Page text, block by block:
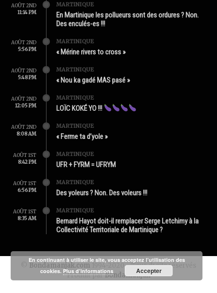
AOÛT 2ND
11:14 PM
MARTINIQUE
En Martinique les pollueurs sont des ordures ? Non.
Des enculés-es !!!
AOÛT 2ND
5:56 PM
MARTINIQUE
« Mérine rivers to cross »
AOÛT 2ND
5:48 PM
MARTINIQUE
« Nou ka gadé MAS pasé »
AOÛT 2ND
12:05 PM
MARTINIQUE
LOÏC KOKÉ YO !!!
AOÛT 2ND
8:08 AM
MARTINIQUE
« Ferme ta d’yole »
AOÛT 1ST
8:42 PM
MARTINIQUE
UFR + FYRM = UFRYM
AOÛT 1ST
6:56 PM
MARTINIQUE
Des yoleurs ? Non. Des voleurs !!!
AOÛT 1ST
8:35 AM
MARTINIQUE
Bernard Hayot doit-il remplacer Serge Letchimy à la
Collectivité Territoriale de Martinique ?
Bondamanjak.com 1994-2020 - Tous droits réservés
Produit parBondamanjak
En continuant à utiliser le site, vous acceptez l’utilisation des
cookies. Plus d’informations Accepter